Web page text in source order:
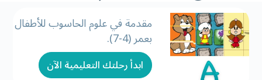
مقدمة في علوم الحاسوب للأطفال
بعمر (4-7).
ابدأ رحلتك التعليمية الآن